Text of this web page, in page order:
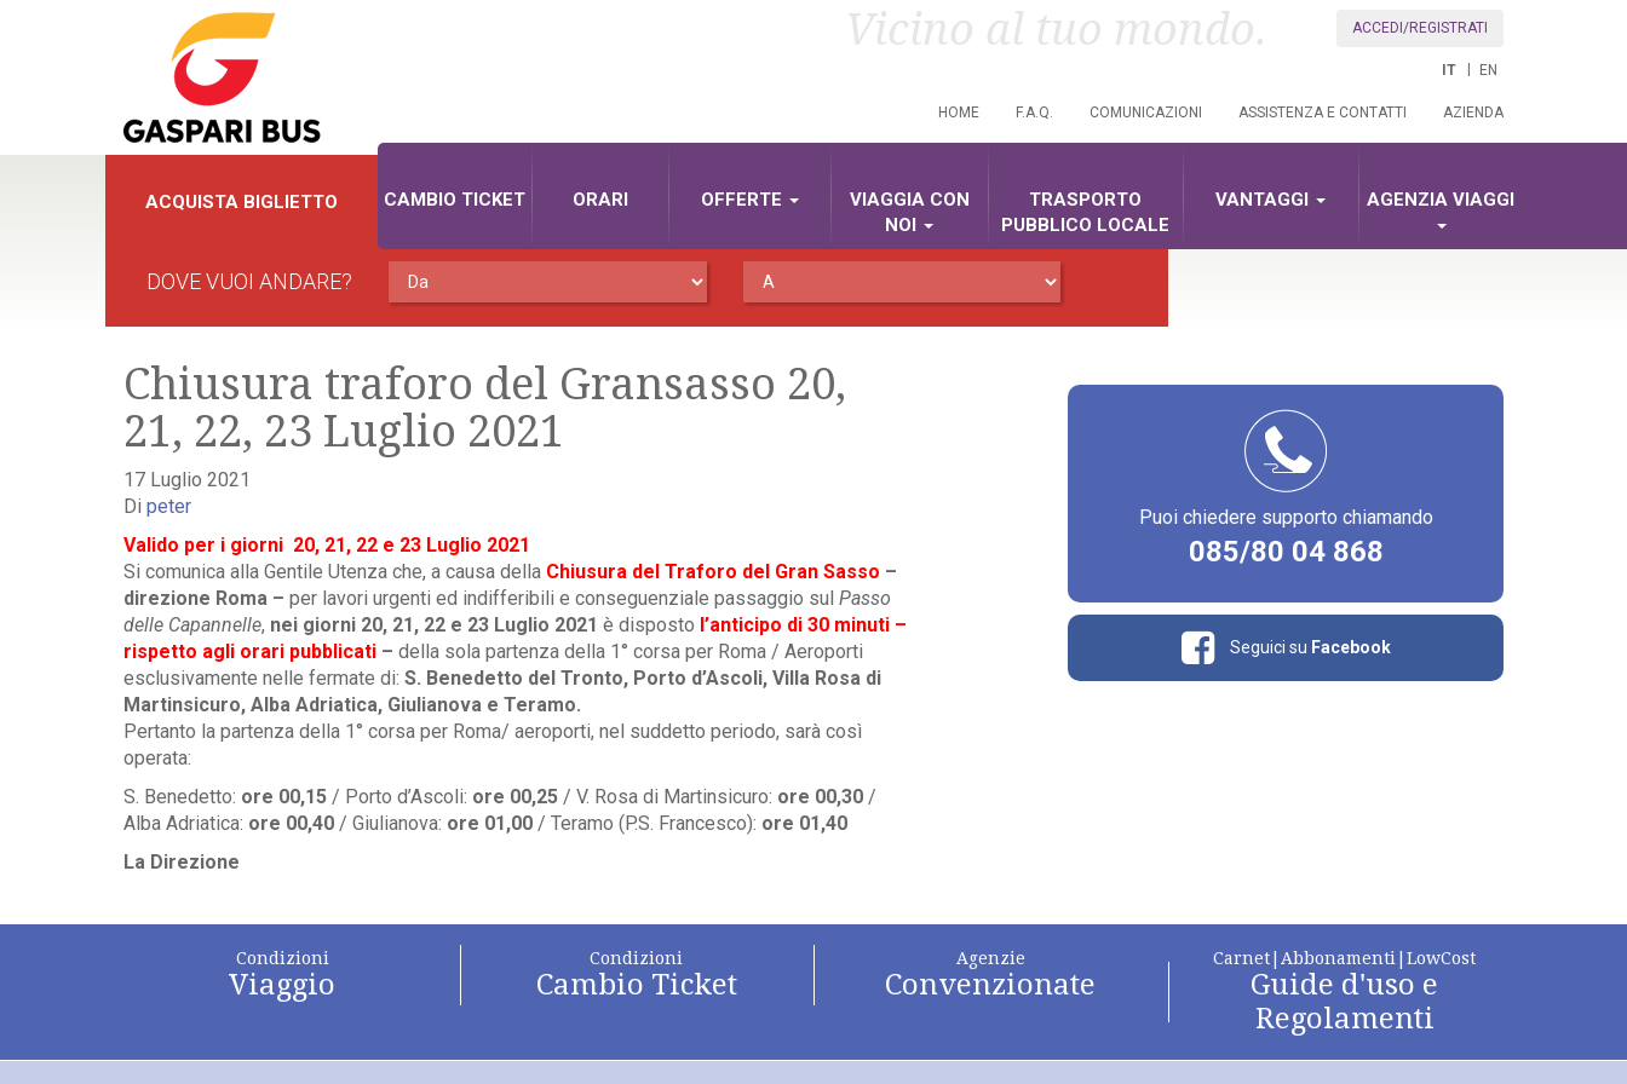
Vicino al tuo mondo. ACCEDI/REGISTRATI
IT EN
ACQUISTA BIGLIETTO CAMBIO TICKET ORARI OFFERTE
VIAGGIA CON
NOI
TRASPORTO
PUBBLICO LOCALE
VANTAGGI AGENZIA VIAGGI
HOME F.A.Q. COMUNICAZIONI ASSISTENZA E CONTATTI AZIENDA
DOVE VUOI ANDARE?
Chiusura traforo del Gransasso 20,
21, 22, 23 Luglio 2021
17 Luglio 2021
Di peter
Valido per i giorni 20, 21, 22 e 23 Luglio 2021
Si comunica alla Gentile Utenza che, a causa della Chiusura del Traforo del Gran Sasso –
direzione Roma – per lavori urgenti ed indifferibili e conseguenziale passaggio sul Passo
delle Capannelle, nei giorni 20, 21, 22 e 23 Luglio 2021 è disposto l’anticipo di 30 minuti –
rispetto agli orari pubblicati – della sola partenza della 1° corsa per Roma / Aeroporti
esclusivamente nelle fermate di: S. Benedetto del Tronto, Porto d’Ascoli, Villa Rosa di
Martinsicuro, Alba Adriatica, Giulianova e Teramo.
Pertanto la partenza della 1° corsa per Roma/ aeroporti, nel suddetto periodo, sarà così
operata:
S. Benedetto: ore 00,15 / Porto d’Ascoli: ore 00,25 / V. Rosa di Martinsicuro: ore 00,30 /
Alba Adriatica: ore 00,40 / Giulianova: ore 01,00 / Teramo (P.S. Francesco): ore 01,40
La Direzione
Puoi chiedere supporto chiamando
085/80 04 868
Seguici su Facebook
Condizioni
Viaggio
Condizioni
Cambio Ticket
Agenzie
Convenzionate
Carnet|Abbonamenti|LowCost
Guide d'uso e
Regolamenti